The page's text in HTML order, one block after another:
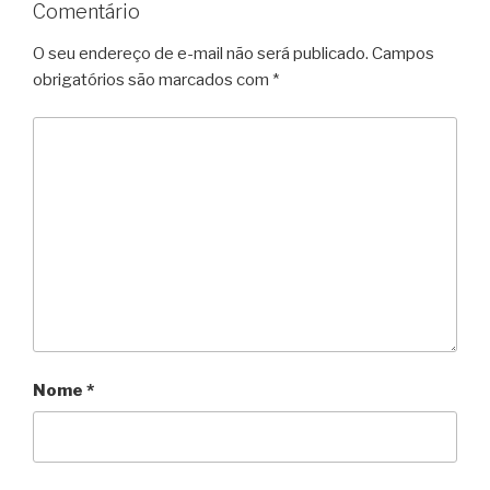
Comentário
O seu endereço de e-mail não será publicado. Campos
obrigatórios são marcados com *
Nome *